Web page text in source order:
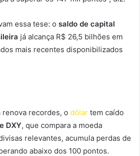
essa tese: o saldo de capital
já alcança R$ 26,5 bilhões em
mais recentes disponibilizados
renova recordes, o dólar tem caído
DXY, que compara a moeda
relevantes, acumula perdas de
abaixo dos 100 pontos.